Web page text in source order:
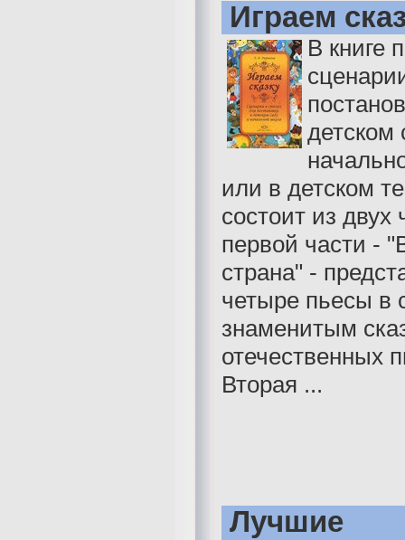
Играем
В книге
детском
или в детском
состоит из двух
первой части -
страна" -
четыре пьесы в
знаменитым
отечественных
Вторая ...
Лучшие